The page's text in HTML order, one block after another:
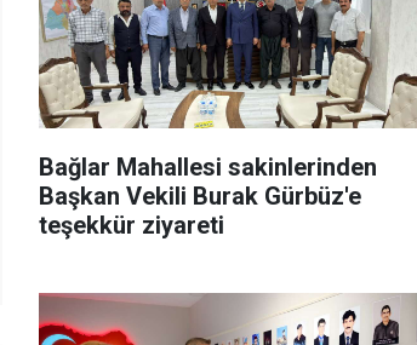
Bağlar Mahallesi sakinlerinden
Başkan Vekili Burak Gürbüz'e
teşekkür ziyareti